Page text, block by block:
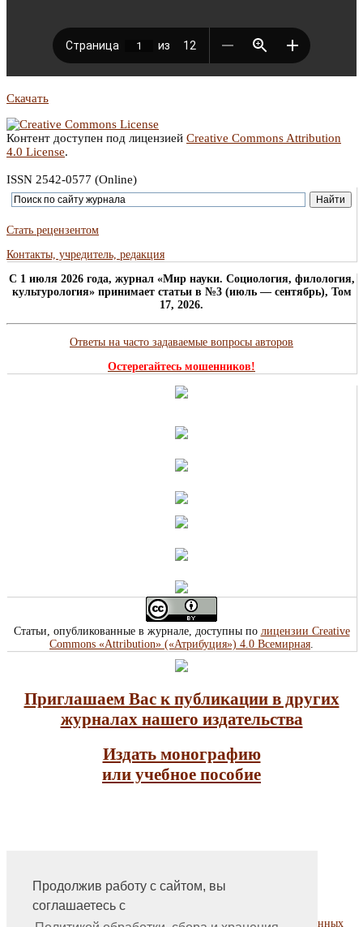
Продолжив работу с сайтом, вы
соглашаетесь с
Скачать
Контент доступен под лицензией Creative Commons Attribution
4.0 License.
ISSN 2542-0577 (Online)
Стать рецензентом
Контакты, учредитель, редакция
C 1 июля 2026 года, журнал «Мир науки. Социология, филология,
культурология» принимает статьи в №3 (июль — сентябрь), Том
17, 2026.
Ответы на часто задаваемые вопросы авторов
Остерегайтесь мошенников!
Статьи, опубликованные в журнале, доступны по лицензии Creative
Commons «Attribution» («Атрибуция») 4.0 Всемирная
Приглашаем Вас к публикации в других
журналах нашего издательства
Издать монографию
или учебное пособие
Контакты, учредитель, редакция
Политика обработки, сбора и хранения персональных данных